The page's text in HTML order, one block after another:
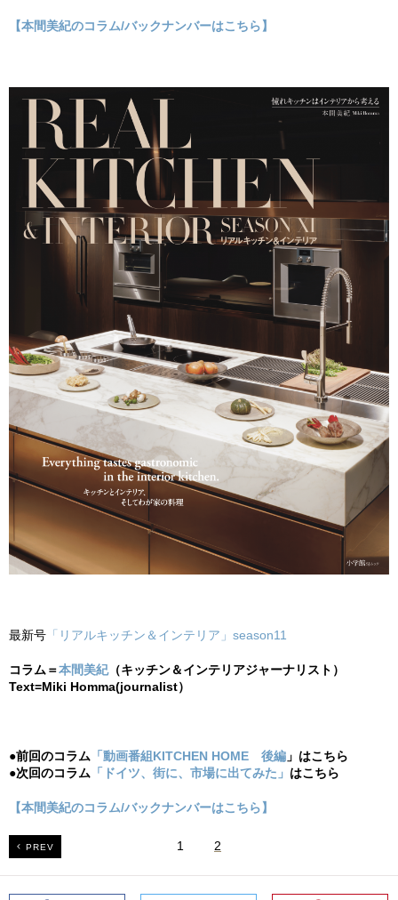
【本間美紀のコラム/バックナンバーはこちら】
最新号 「リアルキッチン＆インテリア」season11
コラム＝本間美紀（キッチン＆インテリアジャーナリスト）
Text=Miki Homma(journalist）
●前回のコラム 「動画番組KITCHEN HOME 後編 」はこちら
●次回のコラム 「ドイツ、街に、市場に出てみた」 はこちら
【本間美紀のコラム/バックナンバーはこちら】
PREV 1 2